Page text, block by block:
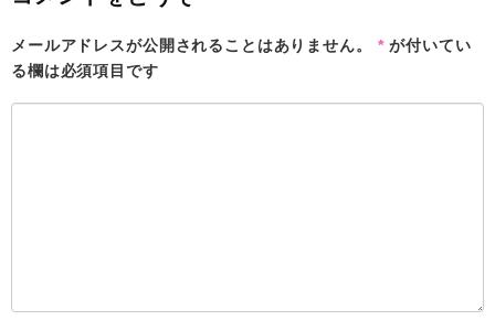
メールアドレスが公開されることはありません。 *が付いてい
る欄は必須項目です